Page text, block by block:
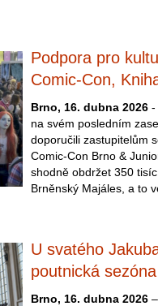
Podpora pro
Comic-Con,
Brno, 16. dubna 2026 -
na svém posledním
doporučili zastupitelům
Comic-Con Brno &
shodně obdržet 350
Brněnský Majáles, a to
U svatého
poutnická
Brno, 16. dubna 2026